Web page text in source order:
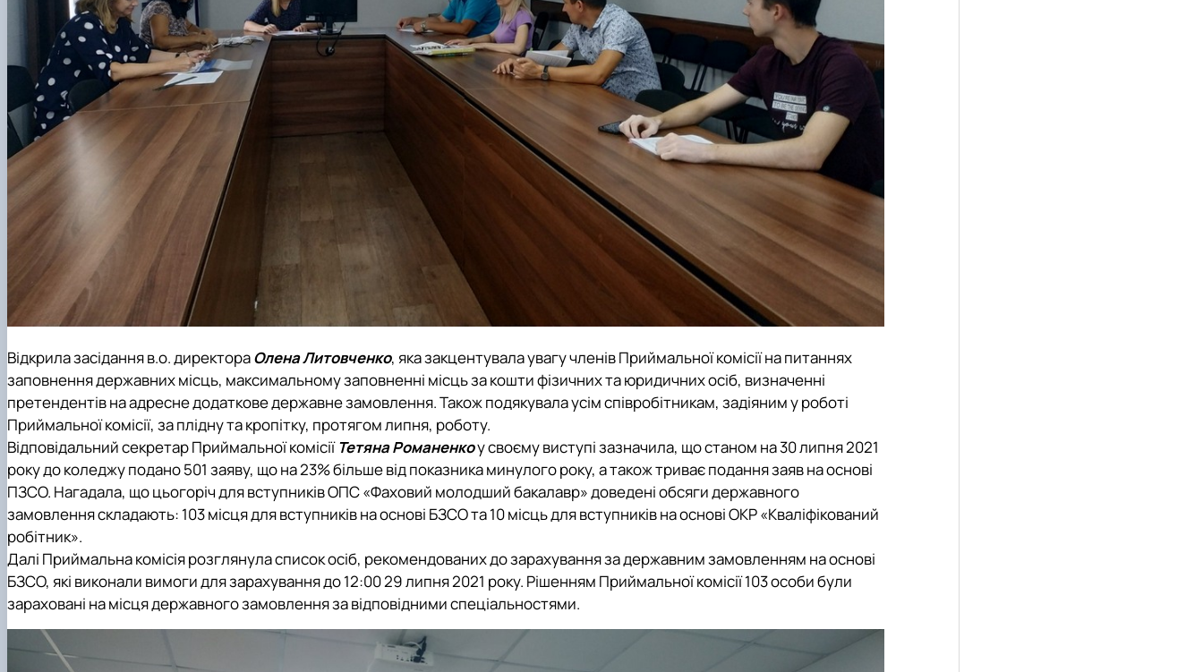
Відкрила засідання в.о. директораОлена Литовченко, яка закцентувала увагу членів Приймальної комісії на питаннях
заповнення державних місць, максимальному заповненні місць за кошти фізичних та юридичних осіб, визначенні
претендентів на адресне додаткове державне замовлення. Також подякувала усім співробітникам, задіяним у роботі
Приймальної комісії, за плідну та кропітку, протягом липня, роботу.
Відповідальний секретар Приймальної комісіїТетяна Романенкоу своєму виступі зазначила, що станом на 30 липня 2021
року до коледжу подано 501 заяву, що на 23% більше від показника минулого року, а також триває подання заяв на основі
ПЗСО. Нагадала, що цьогоріч для вступників ОПС «Фаховий молодший бакалавр» доведені обсяги державного
замовлення складають: 103 місця для вступників на основі БЗСО та 10 місць для вступників на основі ОКР «Кваліфікований
робітник».
Далі Приймальна комісія розглянула список осіб, рекомендованих до зарахування за державним замовленням на основі
БЗСО, які виконали вимоги для зарахування до 12:00 29 липня 2021 року. Рішенням Приймальної комісії 103 особи були
зараховані на місця державного замовлення за відповідними спеціальностями.